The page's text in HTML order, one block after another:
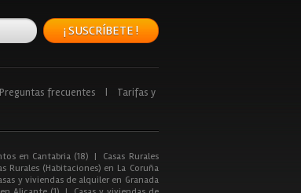
¡ SUSCRÍBETE !
Preguntas frecuentes
Tarifas y
en Cantabria (18) |
Casas Rurales
Rurales (Habitaciones) en La Coruña
y viviendas de alquiler en Granada